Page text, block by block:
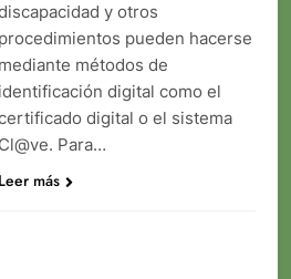
y otros
procedimientos pueden hacerse
mediante métodos de
identificación digital como el
digital o el sistema
Cl@ve. Para…
Leer más